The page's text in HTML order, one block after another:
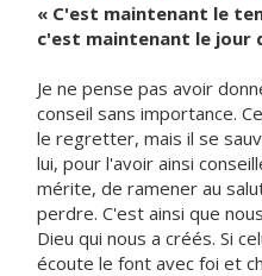
« C'est maintenant le
c'est maintenant le jour
Je ne pense pas avoir
conseil sans importance.
le regretter, mais il se
lui, pour l'avoir ainsi
mérite, de ramener au
perdre. C'est ainsi que
Dieu qui nous a créés. Si
écoute le font avec foi et